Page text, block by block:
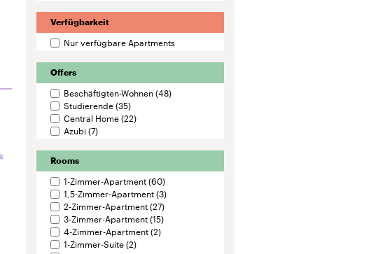
Verfügbarkeit
Nur verfügbare Apartments
Offers
Beschäftigten-Wohnen(48)
Studierende(35)
Central Home(22)
Azubi(7)
Rooms
1-Zimmer-Apartment(60)
1,5-Zimmer-Apartment(3)
2-Zimmer-Apartment(27)
3-Zimmer-Apartment(15)
4-Zimmer-Apartment(2)
1-Zimmer-Suite(2)